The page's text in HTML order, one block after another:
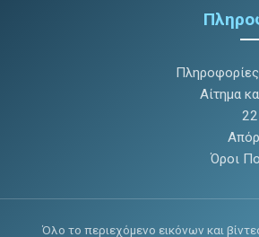
Αίτημα
Όροι
Όλο το περιεχόμενο εικόνων και